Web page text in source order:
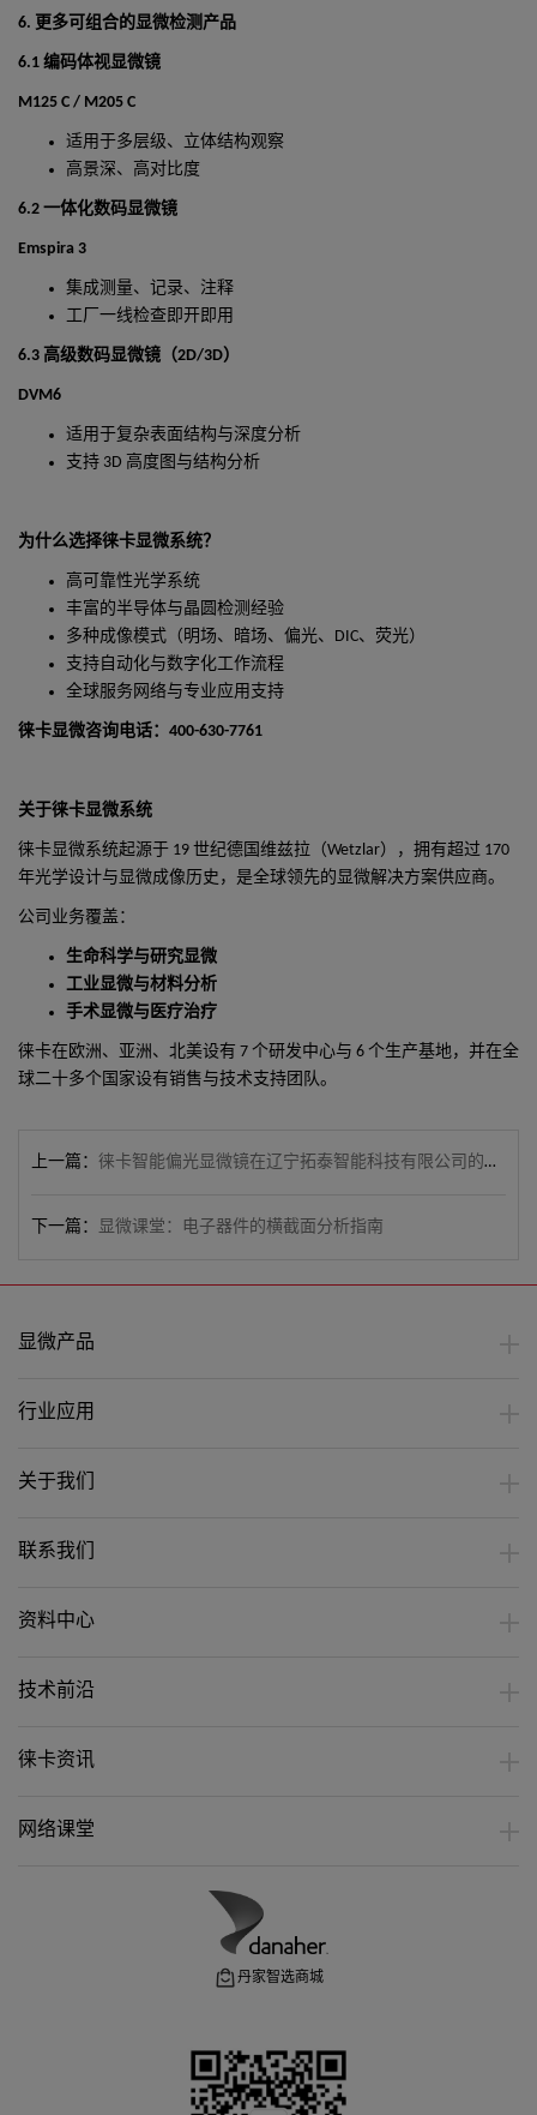
6. 更多可组合的显微检测产品
6.1 编码体视显微镜
M125 C / M205 C
适用于多层级、立体结构观察
高景深、高对比度
6.2 一体化数码显微镜
Emspira 3
集成测量、记录、注释
工厂一线检查即开即用
6.3 高级数码显微镜（2D/3D）
DVM6
适用于复杂表面结构与深度分析
支持 3D 高度图与结构分析
为什么选择徕卡显微系统？
高可靠性光学系统
丰富的半导体与晶圆检测经验
多种成像模式（明场、暗场、偏光、 DIC、荧光）
支持自动化与数字化工作流程
全球服务网络与专业应用支持
徕卡显微咨询电话： 400-630-7761
关于徕卡显微系统
徕卡显微系统起源于 19 世纪德国维兹拉（Wetzlar），拥有超过 170
年光学设计与显微成像历史，是全球领先的显微解决方案供应商。
公司业务覆盖：
生命科学与研究显微
工业显微与材料分析
手术显微与医疗治疗
徕卡在欧洲、亚洲、北美设有 7 个研发中心与 6 个生产基地，并在全
球二十多个国家设有销售与技术支持团队。
上一篇： 徕卡智能偏光显微镜在辽宁拓泰智能科技有限公司的典型应用案例
下一篇： 显微课堂：电子器件的横截面分析指南
显微产品
行业应用
关于我们
联系我们
资料中心
技术前沿
徕卡资讯
网络课堂
丹家智选商城